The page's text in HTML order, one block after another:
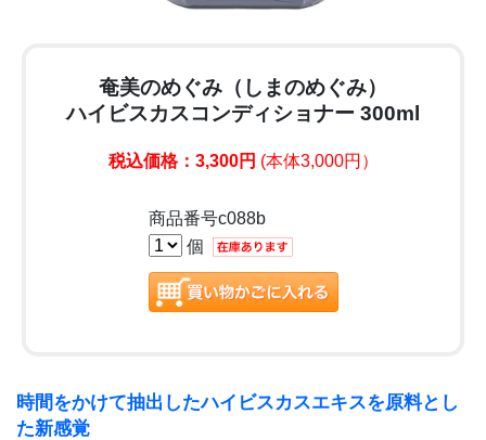
奄美のめぐみ（しまのめぐみ）
ハイビスカスコンディショナー 300ml
税込価格：3,300円 (本体3,000円）
商品番号c088b
個
時間をかけて抽出したハイビスカスエキスを原料とし
た新感覚